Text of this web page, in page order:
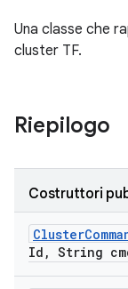
Una classe che
cluster TF.
Riepilogo
Costruttori
Cluster
Id , String